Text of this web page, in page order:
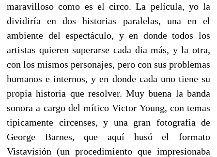
maravilloso como es el circo. La película, yo la
dividiría en dos historias paralelas, una en el
ambiente del espectáculo, y en donde todos los
artistas quieren superarse cada dia más, y la otra,
con los mismos personajes, pero con sus problemas
humanos e internos, y en donde cada uno tiene su
propia historia que resolver. Muy buena la banda
sonora a cargo del mítico Victor Young, con temas
tipicamente circenses, y una gran fotografia de
George Barnes, que aquí husó el formato
Vistavisión (un procedimiento que impresionaba